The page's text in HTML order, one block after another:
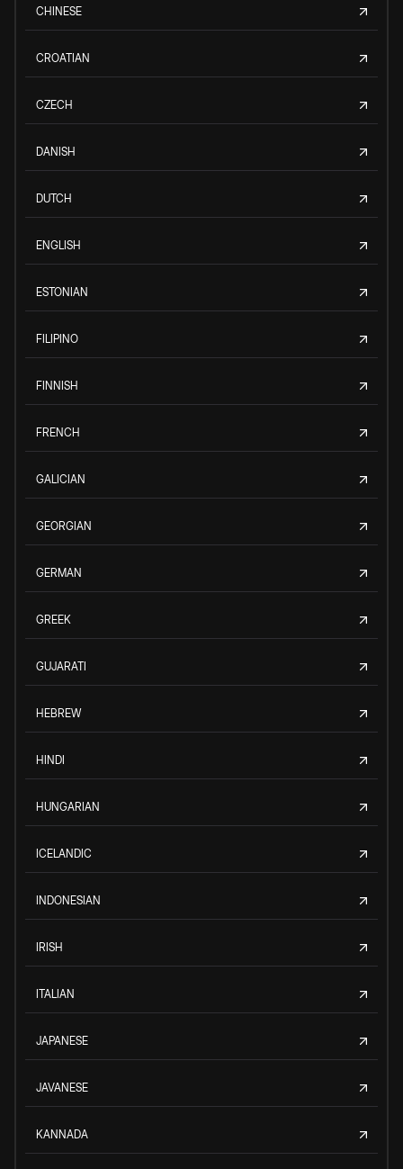
CHINESE
CROATIAN
CZECH
DANISH
DUTCH
ENGLISH
ESTONIAN
FILIPINO
FINNISH
FRENCH
GALICIAN
GEORGIAN
GERMAN
GREEK
GUJARATI
HEBREW
HINDI
HUNGARIAN
ICELANDIC
INDONESIAN
IRISH
ITALIAN
JAPANESE
JAVANESE
KANNADA